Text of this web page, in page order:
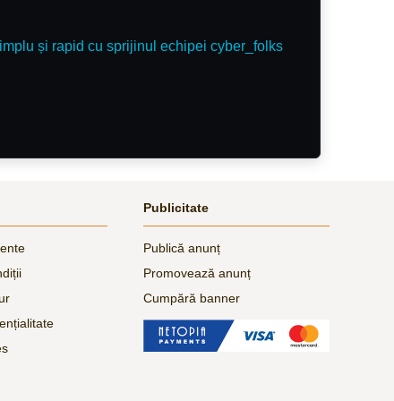
și rapid cu sprijinul echipei cyber_folks
Publicitate
Publică anunț
Promovează anunț
Cumpără banner